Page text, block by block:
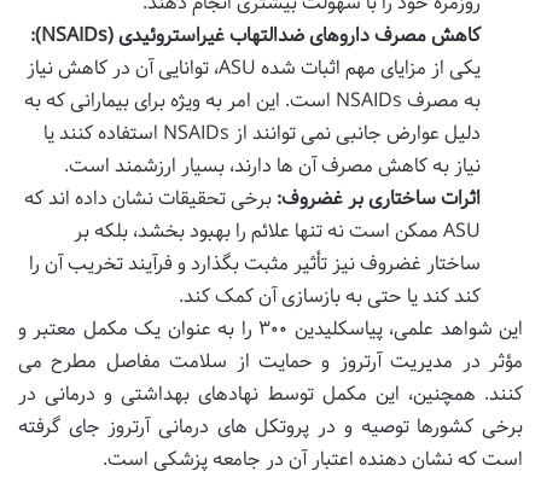
کاهش مصرف داروهای ضدالتهاب غیراستروئیدی (NSAIDs):
یکی از مزایای مهم اثبات شده ASU، توانایی آن در کاهش نیاز
به مصرف NSAIDs است. این امر به ویژه برای بیمارانی که به
دلیل عوارض جانبی نمی توانند از NSAIDs استفاده کنند یا
نیاز به کاهش مصرف آن ها دارند، بسیار ارزشمند است.
اثرات ساختاری بر غضروف: برخی تحقیقات نشان داده اند که
ASU ممکن است نه تنها علائم را بهبود بخشد، بلکه بر
ساختار غضروف نیز تأثیر مثبت بگذارد و فرآیند تخریب آن را
کند کند یا حتی به بازسازی آن کمک کند.
این شواهد علمی، پیاسکلیدین ۳۰۰ را به عنوان یک مکمل معتبر و
مؤثر در مدیریت آرتروز و حمایت از سلامت مفاصل مطرح می
کنند. همچنین، این مکمل توسط نهادهای بهداشتی و درمانی در
برخی کشورها توصیه و در پروتکل های درمانی آرتروز جای گرفته
است که نشان دهنده اعتبار آن در جامعه پزشکی است.